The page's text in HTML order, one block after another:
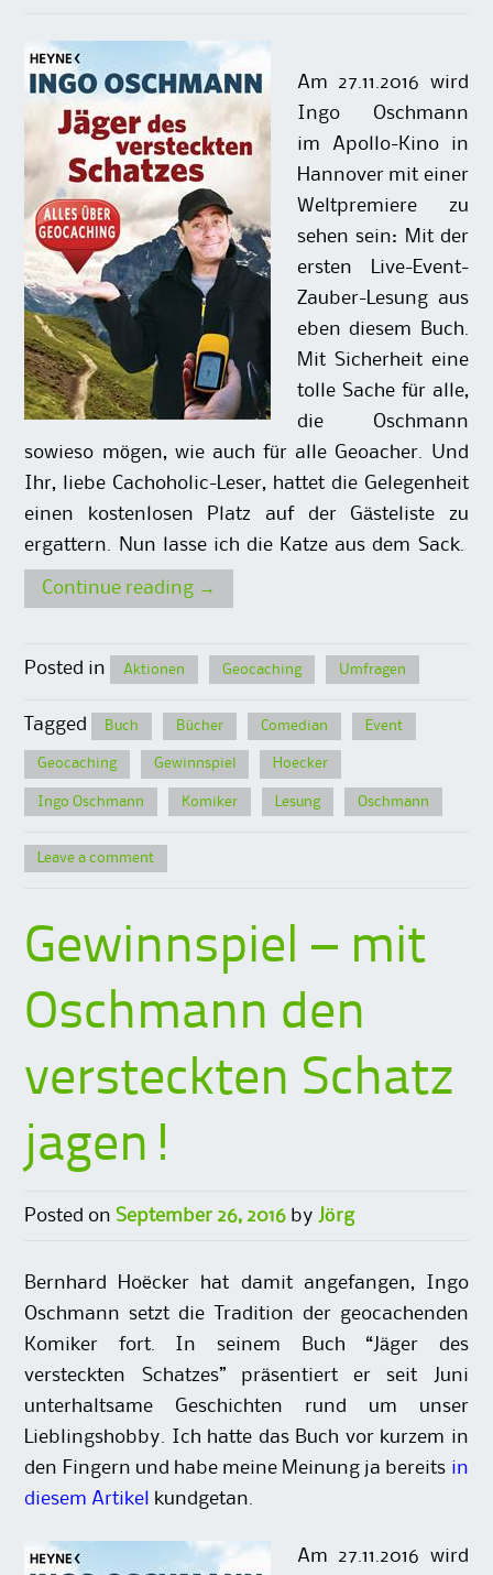
Am 27.11.2016 wird
Ingo Oschmann
im Apollo-Kino in
Hannover mit einer
Weltpremiere zu
sehen sein: Mit der
ersten Live-Event-
Zauber-Lesung aus
eben diesem Buch.
Mit Sicherheit eine
tolle Sache für alle,
die Oschmann
sowieso mögen, wie auch für alle Geoacher. Und
Ihr, liebe Cachoholic-Leser, hattet die Gelegenheit
einen kostenlosen Platz auf der Gästeliste zu
ergattern. Nun lasse ich die Katze aus dem Sack.
Continue reading →
Posted in Aktionen Geocaching Umfragen
Tagged Buch Bücher Comedian Event
Geocaching Gewinnspiel Hoecker
Ingo Oschmann Komiker Lesung Oschmann
Leave a comment
Gewinnspiel – mit
Oschmann den
versteckten Schatz
jagen!
Posted onSeptember 26, 2016 by Jörg
Bernhard Hoëcker hat damit angefangen, Ingo
Oschmann setzt die Tradition der geocachenden
Komiker fort. In seinem Buch “Jäger des
versteckten Schatzes” präsentiert er seit Juni
unterhaltsame Geschichten rund um unser
Lieblingshobby. Ich hatte das Buch vor kurzem in
den Fingern und habe meine Meinung ja bereits in
diesem Artikel
kundgetan.
Am 27.11.2016 wird